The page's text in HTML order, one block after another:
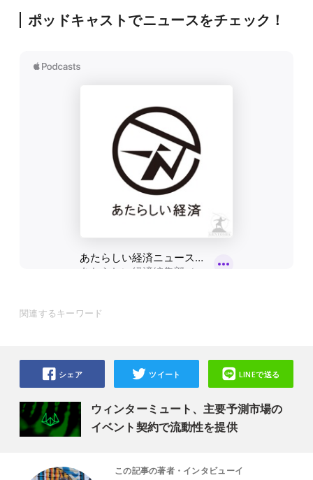
ポッドキャストでニュースをチェック！
関連するキーワード
ウィンターミュート、主要予測市場の
イベント契約で流動性を提供
シェア ツイート LINEで送る
この記事の著者・インタビューイ